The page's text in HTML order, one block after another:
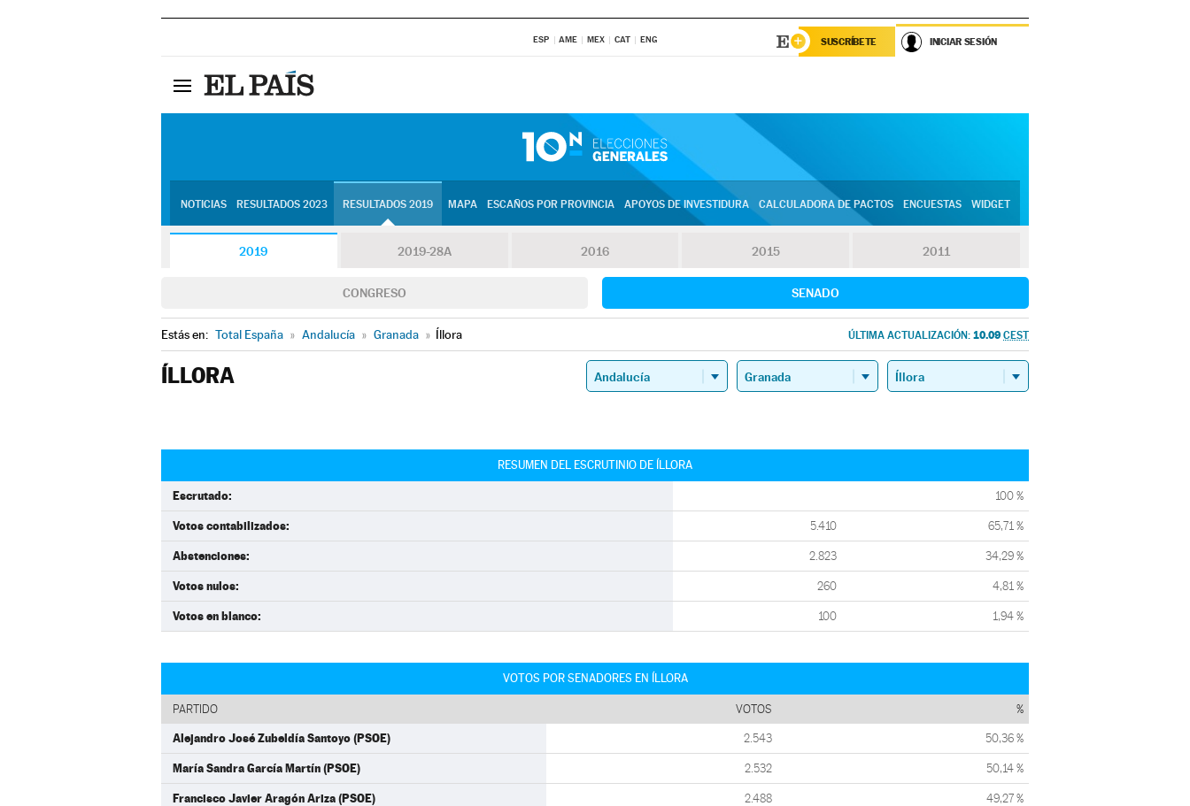
ESP AME MEX CAT ENG SUSCRÍBETE INICIAR SESIÓN
NOTICIAS RESULTADOS 2023 RESULTADOS 2019 MAPA ESCAÑOS POR PROVINCIA APOYOS DE INVESTIDURA CALCULADORA DE PACTOS ENCUESTAS WIDGET
2019 2019-28A 2016 2015 2011
CONGRESO SENADO
Estás en: Total España » Andalucía » Granada » Íllora ÚLTIMA ACTUALIZACIÓN: 10.09 CEST
ÍLLORA
RESUMEN DEL ESCRUTINIO DE ÍLLORA
Escrutado: 100 %
Votos contabilizados: 5.410 65,71 %
Abstenciones: 2.823 34,29 %
Votos nulos: 260 4,81 %
Votos en blanco: 100 1,94 %
VOTOS POR SENADORES EN ÍLLORA
PARTIDO VOTOS %
Alejandro José Zubeldía Santoyo (PSOE) 2.543 50,36 %
María Sandra García Martín (PSOE) 2.532 50,14 %
Francisco Javier Aragón Ariza (PSOE) 2.488 49,27 %